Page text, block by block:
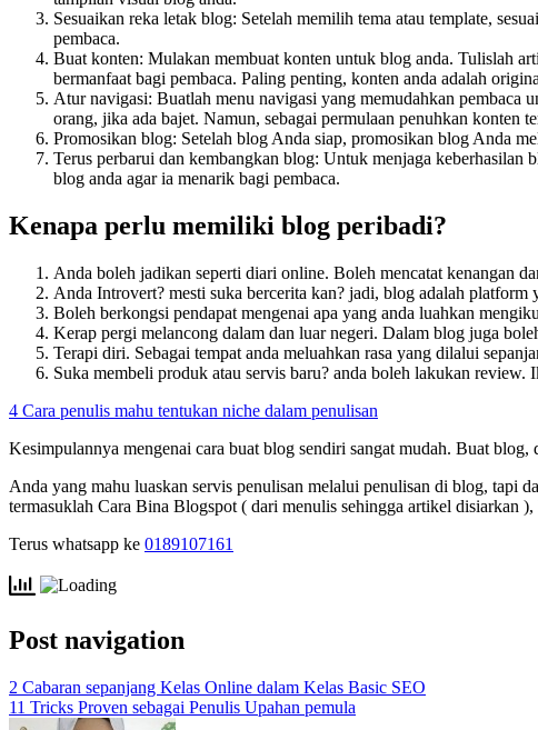
Sesuaikan reka letak blog: Setelah memilih tema atau template,
pembaca.
Buat konten: Mulakan membuat konten untuk blog anda. Tulislah
bermanfaat bagi pembaca. Paling penting, konten anda adalah
Atur navigasi: Buatlah menu navigasi yang memudahkan pembaca
orang, jika ada bajet. Namun, sebagai permulaan penuhkan konten
Promosikan blog: Setelah blog Anda siap, promosikan blog Anda
Terus perbarui dan kembangkan blog: Untuk menjaga keberhasilan
blog anda agar ia menarik bagi pembaca.
Kenapa perlu memiliki blog peribadi?
Anda boleh jadikan seperti diari online. Boleh mencatat kenangan
Anda Introvert? mesti suka bercerita kan? jadi, blog adalah platform
Boleh berkongsi pendapat mengenai apa yang anda luahkan
Kerap pergi melancong dalam dan luar negeri. Dalam blog juga
Terapi diri. Sebagai tempat anda meluahkan rasa yang dilalui
Suka membeli produk atau servis baru? anda boleh lakukan review.
4 Cara penulis mahu tentukan niche dalam penulisan
Kesimpulannya mengenai cara buat blog sendiri sangat mudah. Buat
Anda yang mahu luaskan servis penulisan melalui penulisan di blog, tapi
termasuklah Cara Bina Blogspot ( dari menulis sehingga artikel disiarkan
Terus whatsapp ke 0189107161
Post navigation
2 Cabaran sepanjang Kelas Online dalam Kelas Basic SEO
11 Tricks Proven sebagai Penulis Upahan pemula